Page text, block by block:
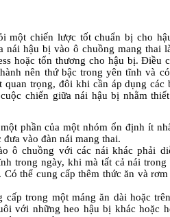
một chiến lược tốt chuẩn bị cho
nái hậu bị vào ô chuồng mang thai
hoặc tổn thương cho hậu bị. Điều
nên thứ bậc trong yên tĩnh và
quan trọng, đôi khi cần áp dụng các
chiến giữa nái hậu bị nhằm
phần của một nhóm ổn định ít
vào đàn nái mang thai.
ô chuồng với các nái khác phải
trong ngày, khi mà tất cả nái trong
Có thể cung cấp thêm thức ăn và
cấp trong một máng ăn dài hoặc
với những heo hậu bị khác hoặc